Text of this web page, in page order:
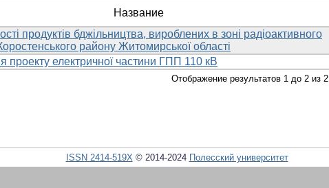
Название
продуктів бджільництва, вироблених в зоні радіоактивного
району Житомирської області
проекту електричної частини ГПП 110 кВ
Отображение результатов 1 до 2 из 2
ISSN 2414-519X© 2014-2024 Полесский университет